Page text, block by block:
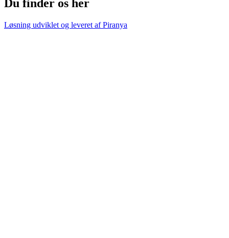
Du finder os her
Løsning udviklet og leveret afPiranya